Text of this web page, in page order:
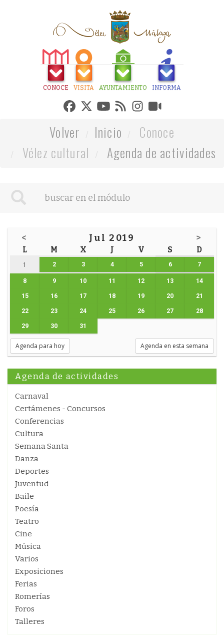
CONOCE VISITA AYUNTAMIENTO INFORMA
Volver Inicio
Conoce
Vélez cultural
Agenda de actividades
< Jul 2019 >
L M X J V S D
1 2 3 4 5 6 7
8 9 10 11 12 13 14
15 16 17 18 19 20 21
22 23 24 25 26 27 28
29 30 31
Agenda para hoy Agenda en esta semana
Agenda de actividades
Carnaval
Certámenes - Concursos
Conferencias
Cultura
Semana Santa
Danza
Deportes
Juventud
Baile
Poesía
Teatro
Cine
Música
Varios
Exposiciones
Ferias
Romerías
Foros
Talleres